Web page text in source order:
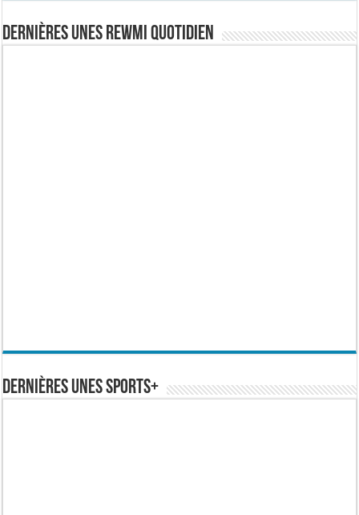
Dernières Unes Rewmi Quotidien
Dernières Unes Sports+